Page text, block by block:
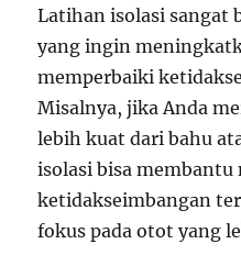
Latihan isolasi sangat
yang ingin
memperbaiki
Misalnya, jika Anda
lebih kuat dari bahu
isolasi bisa membantu
ketidakseimbangan
fokus pada otot yang